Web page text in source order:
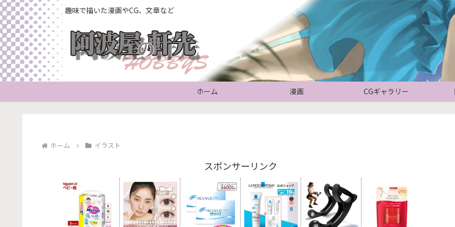
趣味で描いた漫画やCG、文章など
ホーム 漫画 CGギャラリー
ホーム イラスト
スポンサーリンク